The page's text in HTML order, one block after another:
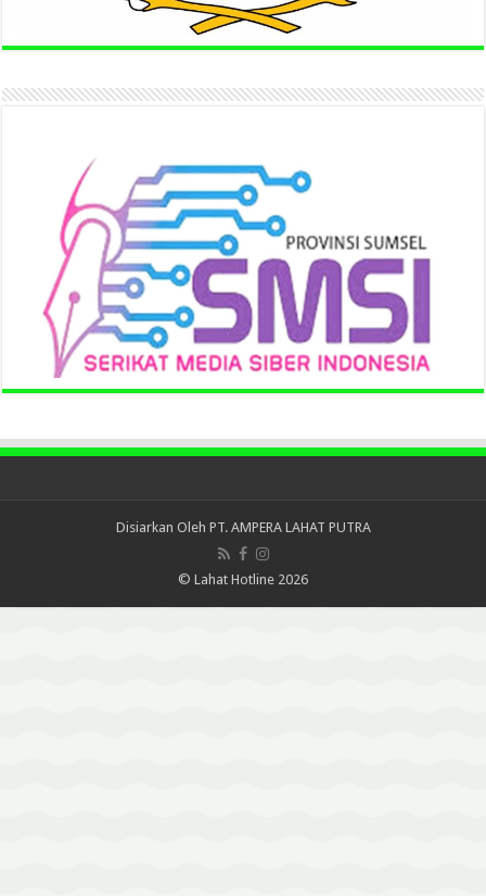
Disiarkan Oleh PT. AMPERA LAHAT PUTRA
© Lahat Hotline 2026